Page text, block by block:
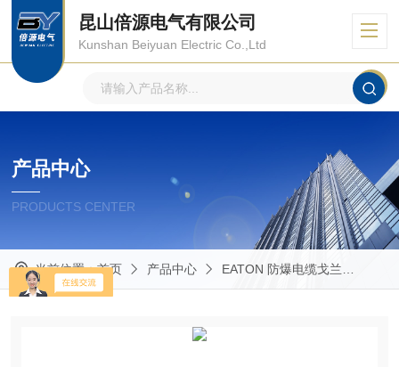
昆山倍源电气有限公司
Kunshan Beiyuan Electric Co.,Ltd
产品中心
PRODUCTS CENTER
当前位置：首页 产品中心 EATON 防爆电缆戈兰